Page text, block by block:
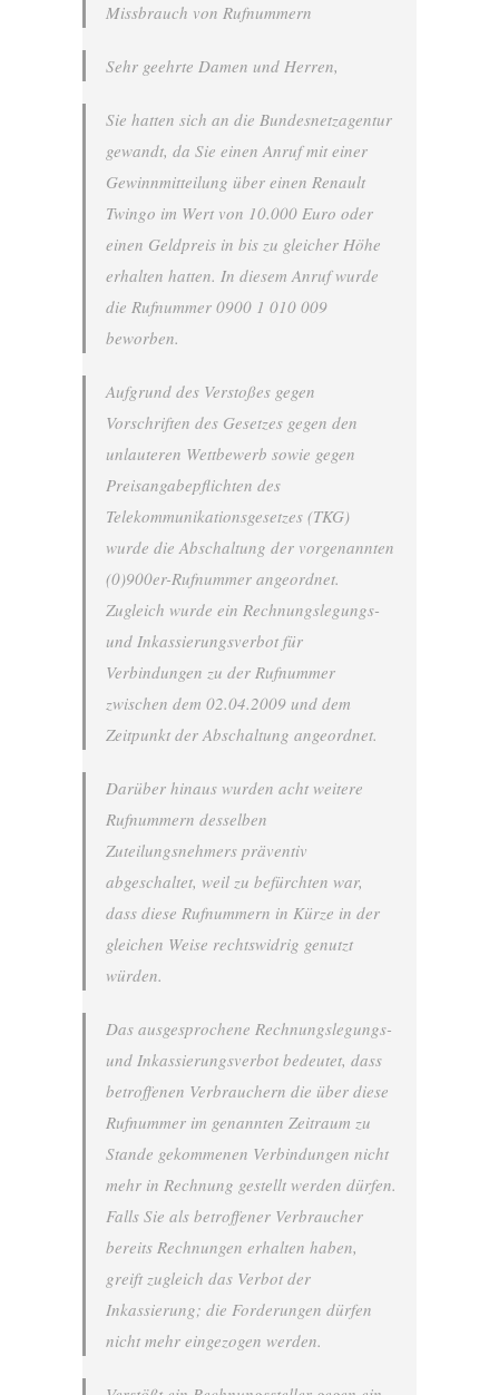
Missbrauch von Rufnummern
Sehr geehrte Damen und Herren,
Sie hatten sich an die Bundesnetzagentur
gewandt, da Sie einen Anruf mit einer
Gewinnmitteilung über einen Renault
Twingo im Wert von 10.000 Euro oder
einen Geldpreis in bis zu gleicher Höhe
erhalten hatten. In diesem Anruf wurde
die Rufnummer 0900 1 010 009
beworben.
Aufgrund des Verstoßes gegen
Vorschriften des Gesetzes gegen den
unlauteren Wettbewerb sowie gegen
Preisangabepflichten des
Telekommunikationsgesetzes (TKG)
wurde die Abschaltung der vorgenannten
(0)900er-Rufnummer angeordnet.
Zugleich wurde ein Rechnungslegungs-
und Inkassierungsverbot für
Verbindungen zu der Rufnummer
zwischen dem 02.04.2009 und dem
Zeitpunkt der Abschaltung angeordnet.
Darüber hinaus wurden acht weitere
Rufnummern desselben
Zuteilungsnehmers präventiv
abgeschaltet, weil zu befürchten war,
dass diese Rufnummern in Kürze in der
gleichen Weise rechtswidrig genutzt
würden.
Das ausgesprochene Rechnungslegungs-
und Inkassierungsverbot bedeutet, dass
betroffenen Verbrauchern die über diese
Rufnummer im genannten Zeitraum zu
Stande gekommenen Verbindungen nicht
mehr in Rechnung gestellt werden dürfen.
Falls Sie als betroffener Verbraucher
bereits Rechnungen erhalten haben,
greift zugleich das Verbot der
Inkassierung; die Forderungen dürfen
nicht mehr eingezogen werden.